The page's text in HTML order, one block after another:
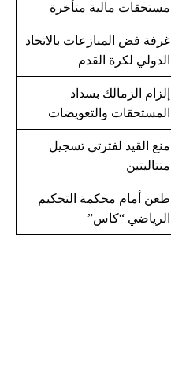
مستحقات مالية متأخرة
غرفة فض المنازعات بالاتحاد
الدولي لكرة القدم
إلزام الزمالك بسداد
المستحقات والتعويضات
منع القيد لفترتي تسجيل
متتاليتين
طعن أمام محكمة التحكيم
الرياضي “كاس”